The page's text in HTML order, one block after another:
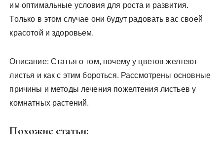
им оптимальные условия для роста и развития.
Только в этом случае они будут радовать вас своей
красотой и здоровьем.
Описание: Статья о том, почему у цветов желтеют
листья и как с этим бороться. Рассмотрены основные
причины и методы лечения пожелтения листьев у
комнатных растений.
Похожие статьи: